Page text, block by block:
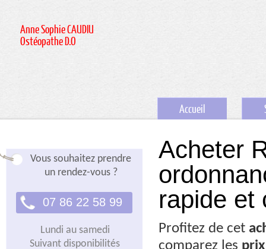
Anne Sophie CAUDIU
Ostéopathe D.O
Accueil
Vous souhaitez prendre
un rendez-vous ?
07 86 22 58 99
Lundi au samedi
Suivant disponibilités
Acheter
rapide et
Profitez de cet
comparez les prix